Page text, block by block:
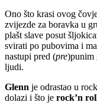
Ono što krasi ovog
zvijezde za boravka u
plašt slave posut
svirati po pubovima i
nastupi pred (pre)punim
ljudi.
Glenn je odrastao u
dolazi i što je rock’n